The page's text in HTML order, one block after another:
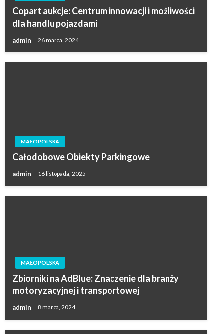
Copart aukcje: Centrum innowacji i możliwości
dla handlu pojazdami
admin 26 marca, 2024
MAŁOPOLSKA
Całodobowe Obiekty Parkingowe
admin 16 listopada, 2025
MAŁOPOLSKA
Zbiorniki na AdBlue: Znaczenie dla branży
motoryzacyjnej i transportowej
admin 8 marca, 2024